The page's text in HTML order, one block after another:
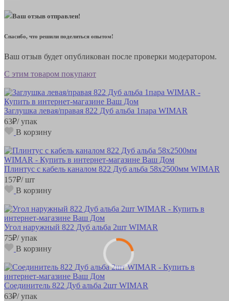
Ваш отзыв отправлен!
Спасибо, что решили поделиться опытом!
Ваш отзыв будет опубликован после проверки модератором.
С этим товаром покупают
Заглушка левая/правая 822 Дуб альба 1пара WIMAR
63₽/ упак
В корзину
Плинтус с кабель каналом 822 Дуб альба 58х2500мм WIMAR
157₽/ шт
В корзину
Угол наружный 822 Дуб альба 2шт WIMAR
75₽/ упак
В корзину
Соединитель 822 Дуб альба 2шт WIMAR
63₽/ упак